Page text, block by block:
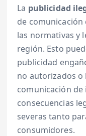
La publicidad
de
las normativas y
región. Esto
publicidad
no autorizados o
comunicación de
consecuencias
severas tanto
consumidores.